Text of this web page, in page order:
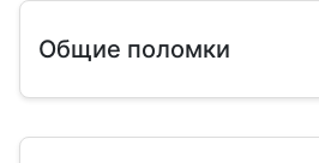
Общие поломки